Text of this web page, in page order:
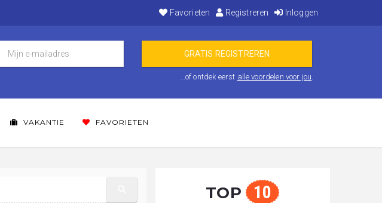
Favorieten Registreren Inloggen
...of ontdek eerst alle voordelen voor jou.
VAKANTIE FAVORIETEN
TOP 10